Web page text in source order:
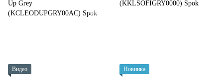
Видео Новинка